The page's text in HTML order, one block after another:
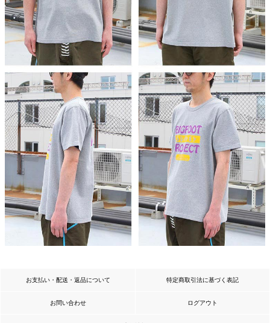
お支払い・配送・返品について 特定商取引法に基づく表記
お問い合わせ ログアウト